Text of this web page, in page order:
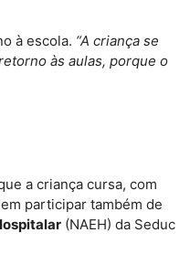
à escola. “A criança se
às aulas, porque o
a criança cursa, com
participar também de
(NAEH) da Seduc